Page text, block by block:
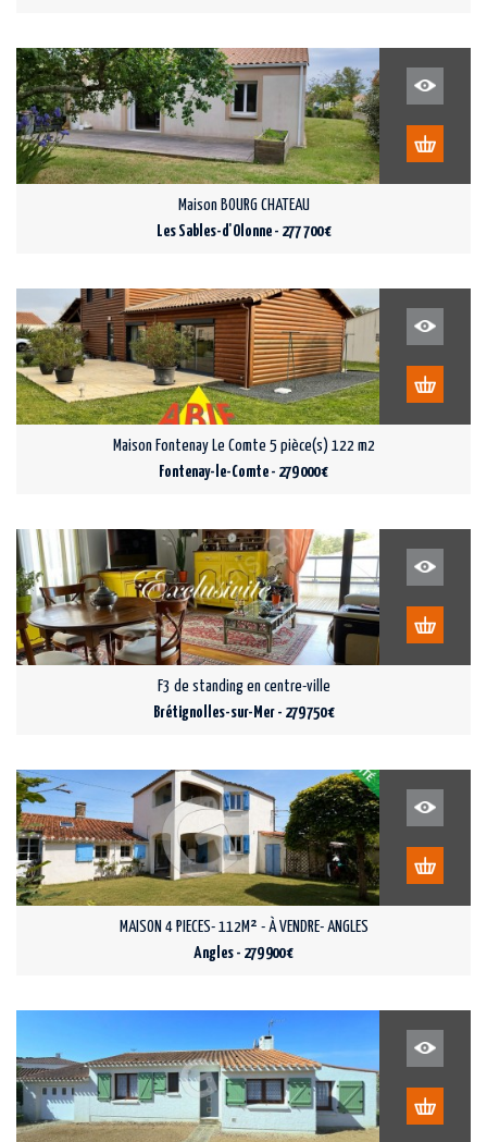
Maison BOURG CHATEAU
Les Sables-d'Olonne - 277 700 €
Maison Fontenay Le Comte 5 pièce(s) 122 m2
Fontenay-le-Comte - 279 000 €
F3 de standing en centre-ville
Brétignolles-sur-Mer - 279 750 €
MAISON 4 PIECES- 112M² - À VENDRE- ANGLES
Angles - 279 900 €